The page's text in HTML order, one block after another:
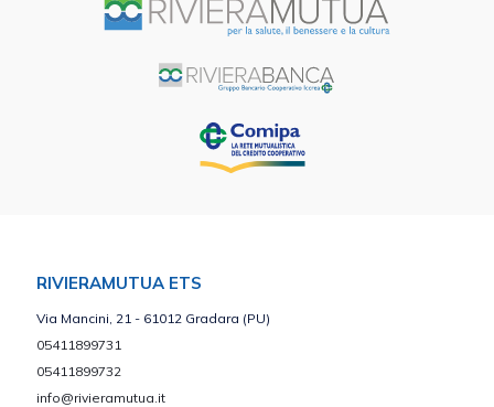
RIVIERAMUTUA ETS
Via Mancini, 21 - 61012 Gradara (PU)
05411899731
05411899732
info@rivieramutua.it